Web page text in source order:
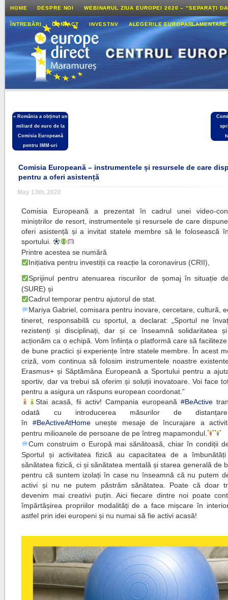
HOME DESPRE NOI WEBINARUL ZIUA EUROPEI 2020 – ”SEPARAȚI
ÎNTREBĂRI CONTACT INVESTNV ALEGERILE
« România a obținut un
miliard de euro de la
Comisia Europeană
pentru IMM-uri
Comisia Europeană – instrumentele și resursele de care
pentru a oferi asistență
May 13th, 2020
Comisia Europeană a prezentat în cadrul unei video-
miniștrilor de resort, instrumentele și resursele de care
oferi asistență și a invitat statele membre să le folosească
sportului.
Printre acestea se numără
Inițiativa pentru investiții ca reacție la coronavirus (CRII),
Sprijinul pentru atenuarea riscurilor de șomaj în situație
(SURE) și
Cadrul temporar pentru ajutorul de stat.
Mariya Gabriel, comisara pentru inovare, cercetare, cultură,
tineret, responsabilă cu sportul, a declarat: „Sportul ne
rezistenți și disciplinați, dar și ce înseamnă solidaritatea
acționăm ca o echipă. Vom înființa o platformă care să
de bune practici și experiențe între statele membre. În acest
criză, vom continua să folosim instrumentele noastre
Erasmus+ și Săptămâna Europeană a Sportului pentru a
sportiv, dar va trebui să oferim și soluții inovatoare. Voi face
pentru a asigura un răspuns european coordonat.”
Stai acasă, fii activ! Campania europeană#BeActive
odată cu introducerea măsurilor de
în #BeActiveAtHomeunește mesaje de încurajare a
pentru milioanele de persoane de pe întreg mapamondul.
Cum construim o Europă mai sănătoasă, chiar în condiții
Sportul și activitatea fizică au capacitatea de a
sănătatea fizică, ci și sănătatea mentală și starea generală de
pentru că suntem izolați în case nu înseamnă că nu putem
activi și nu ne putem păstrăm sănătatea. Poate că doar
devenim mai creativi puțin. Aici fiecare dintre noi poate
împărtășirea propriilor modalități de a face mișcare în
astfel prin idei europeni și nu numai să fie activi acasă!